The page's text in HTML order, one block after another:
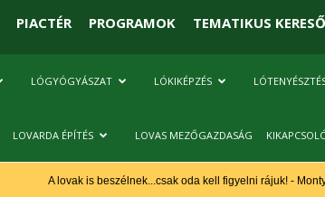
PIACTÉR PROGRAMOK TEMATIKUS KERESŐ
LÓGYÓGYÁSZAT LÓKIKÉPZÉS
LOVARDA ÉPÍTÉS LOVAS MEZŐGAZDASÁG
A lovak is beszélnek...csak oda kell figyelni rájuk! -